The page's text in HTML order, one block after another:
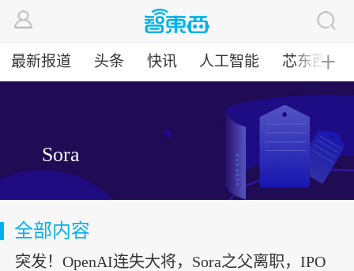
最新报道 头条 快讯 人工智能 芯东西╋
Sora
全部内容
突发！OpenAI连失大将，Sora之父离职，IPO